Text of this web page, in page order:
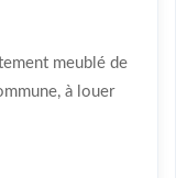
meublé de
à louer